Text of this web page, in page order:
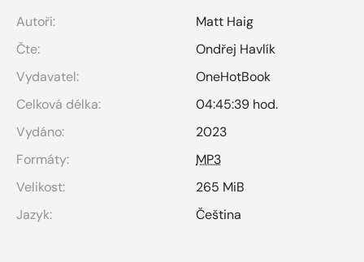
Autoři:
Matt Haig
Čte:
Ondřej Havlík
Vydavatel:
OneHotBook
Celková délka:
04:45:39 hod.
Vydáno:
2023
Formáty:
MP3
Velikost:
265 MiB
Jazyk:
Čeština